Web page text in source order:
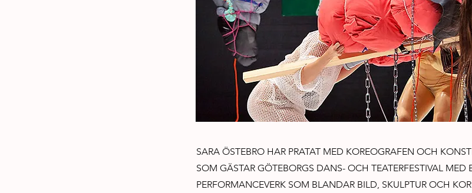
SARA ÖSTEBRO HAR PRATAT MED KOREOGRAFEN OCH
SOM GÄSTAR GÖTEBORGS DANS- OCH TEATERFESTIVAL MED
PERFORMANCEVERK SOM BLANDAR BILD, SKULPTUR OCH